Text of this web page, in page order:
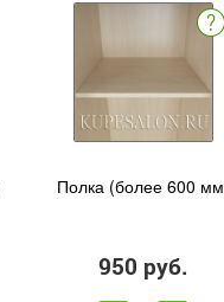
Полка (более 600
950 руб.